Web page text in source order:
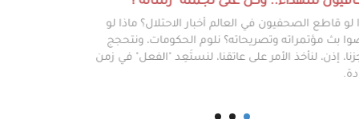
لو قاطع الصحفيون في العالم أخبار الاحتلال؟ ماذا لو
بث مؤتمراته وتصريحاته؟ نلوم الحكومات، ونتحجج
إذن، لنأخذ الأمر على عاتقنا، لنستَعِد "الفعل" في زمن